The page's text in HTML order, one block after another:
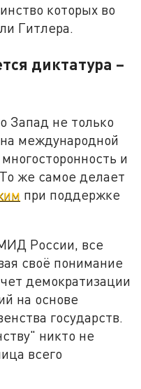
которых во
Гитлера.
диктатура –
Запад не только
международной
и
же самое делает
при поддержке
России, все
своё понимание
демократизации
на основе
государств.
никто не
всего